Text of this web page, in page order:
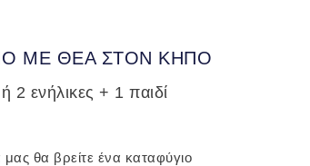
ΜΕ ΘΕΑ ΣΤΟΝ ΚΗΠΟ
2 ενήλικες + 1 παιδί
θα βρείτε ένα καταφύγιο